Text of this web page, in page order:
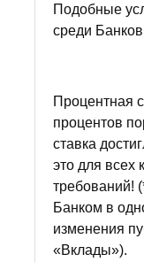
Подобные
среди
Процентная
процентов
ставка
это для всех
требований!
Банком в
изменения
«Вклады»).